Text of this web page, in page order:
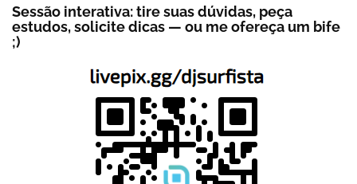
Sessão interativa: tire suas dúvidas, peça
estudos, solicite dicas — ou me ofereça um bife
;)